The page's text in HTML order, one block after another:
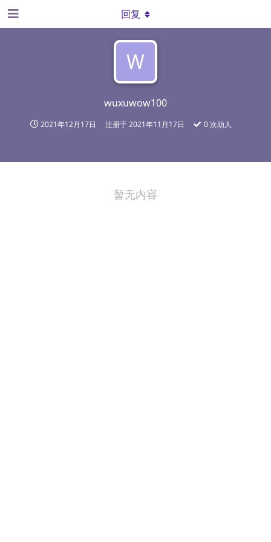
W
wuxuwow100
2021年12月17日 注册于2021年11月17日 0 次助人
回复
暂无内容